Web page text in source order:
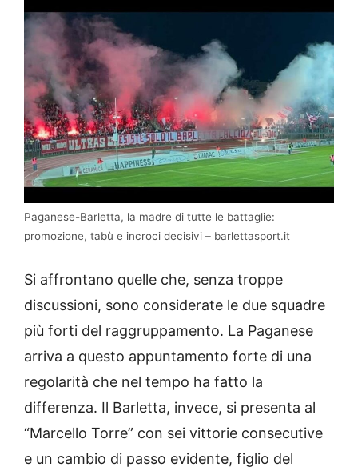
Paganese-Barletta, la madre di tutte le battaglie:
promozione, tabù e incroci decisivi – barlettasport.it
Si affrontano quelle che, senza troppe
discussioni, sono considerate le due squadre
più forti del raggruppamento. La Paganese
arriva a questo appuntamento forte di una
regolarità che nel tempo ha fatto la
differenza. Il Barletta, invece, si presenta al
“Marcello Torre” con sei vittorie consecutive
e un cambio di passo evidente, figlio del